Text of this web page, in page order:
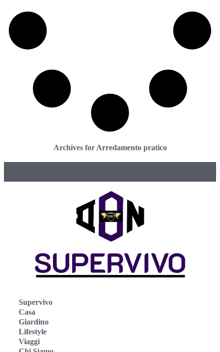
Archives for Arredamento pratico
Supervivo
Casa
Giardino
Lifestyle
Viaggi